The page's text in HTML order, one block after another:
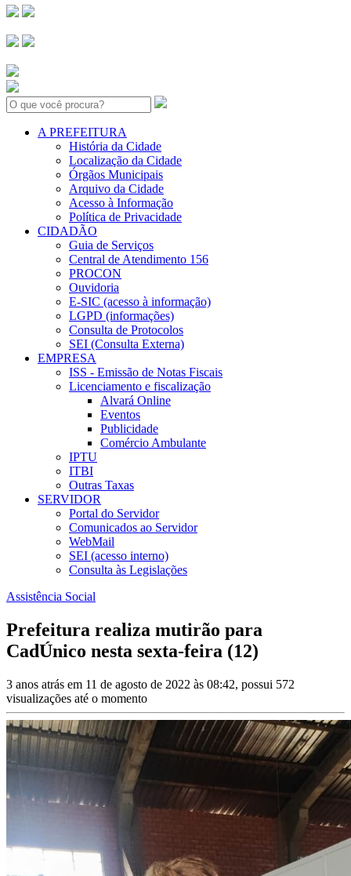
Search:
A PREFEITURA
História da Cidade
Localização da Cidade
Órgãos Municipais
Arquivo da Cidade
Acesso à Informação
Política de Privacidade
CIDADÃO
Guia de Serviços
Central de Atendimento 156
PROCON
Ouvidoria
E-SIC (acesso à informação)
LGPD (informações)
Consulta de Protocolos
SEI (Consulta Externa)
EMPRESA
ISS - Emissão de Notas Fiscais
Licenciamento e fiscalização
Alvará Online
Eventos
Publicidade
Comércio Ambulante
IPTU
ITBI
Outras Taxas
SERVIDOR
Portal do Servidor
Comunicados ao Servidor
WebMail
SEI (acesso interno)
Consulta às Legislações
Assistência Social
Prefeitura realiza mutirão para
CadÚnico nesta sexta-feira (12)
3 anos atrás em 11 de agosto de 2022 às 08:42, possui 572
visualizações até o momento